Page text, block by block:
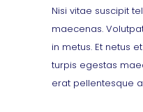
Nisi vitae suscipit
maecenas.
in metus. Et netus
turpis egestas
erat pellentesque